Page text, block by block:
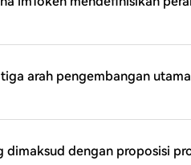
arah pengembangan
dimaksud dengan proposisi